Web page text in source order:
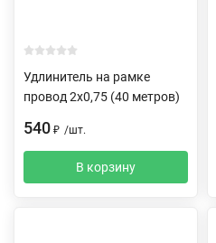
Удлинитель на рамке
провод 2х0,75 (40 метров)
540 ₽ /шт.
В корзину